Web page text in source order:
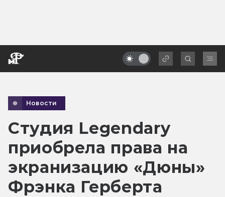
Новости
Студия Legendary
приобрела права на
экранизацию «Дюны»
Фрэнка Герберта